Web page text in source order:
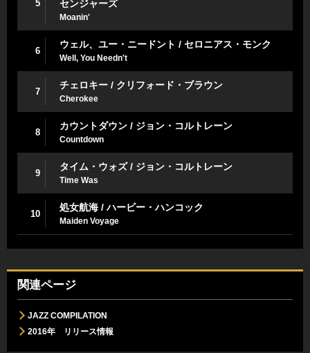
5
センジャーズ
Moanin'
6
ウェル、ユー・ニードント / セロニアス・モンク
Well, You Needn't
7
チェロキー / クリフォード・ブラウン
Cherokee
8
カウントダウン / ジョン・コルトレーン
Countdown
9
タイム・ウォズ / ジョン・コルトレーン
Time Was
10
処女航海 / ハービー・ハンコック
Maiden Voyage
関連ページ
JAZZ COMPILATION
2016年 リリース情報